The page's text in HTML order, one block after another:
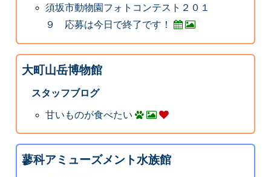
須坂市動物園フォトコンテスト２０１
９ 応募は今日で終了です！
大町山岳博物館
スタッフブログ
甘いものが食べたい
蓼科アミューズメント水族館